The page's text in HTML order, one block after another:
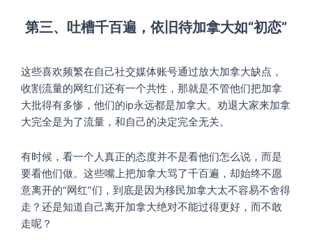
第三、吐槽千百遍，依旧待加拿大如“初恋”
这些喜欢频繁在自己社交媒体账号通过放大加拿大缺点，
收割流量的网红们还有一个共性，那就是不管他们把加拿
大批得有多惨，他们的ip永远都是加拿大。劝退大家来加拿
大完全是为了流量，和自己的决定完全无关。
有时候，看一个人真正的态度并不是看他们怎么说，而是
要看他们做。这些嘴上把加拿大骂了千百遍，却始终不愿
意离开的“网红”们，到底是因为移民加拿大太不容易不舍得
走？还是知道自己离开加拿大绝对不能过得更好，而不敢
走呢？